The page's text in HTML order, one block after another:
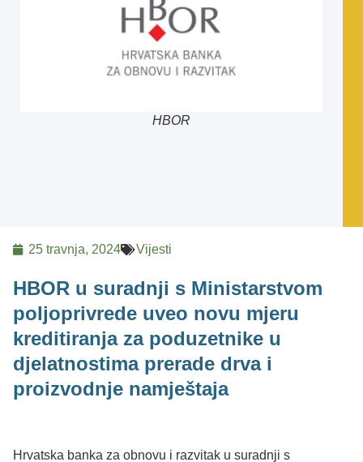
HBOR
25 travnja, 2024 Vijesti
HBOR u suradnji s Ministarstvom
poljoprivrede uveo novu mjeru
kreditiranja za poduzetnike u
djelatnostima prerade drva i
proizvodnje namještaja
Hrvatska banka za obnovu i razvitak u suradnji s